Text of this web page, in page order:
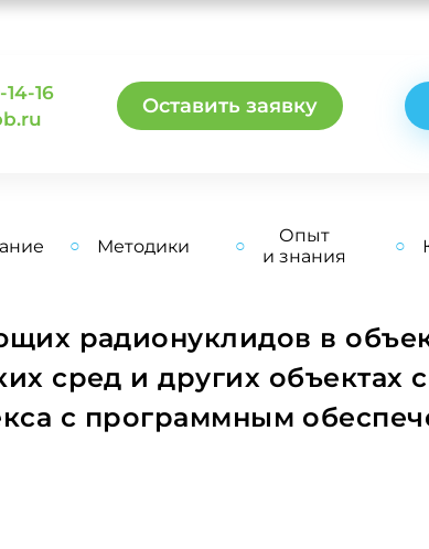
16
Оставить заявку
Методики
Опыт
и знания
радионуклидов в
сред и других объектах с
с программным